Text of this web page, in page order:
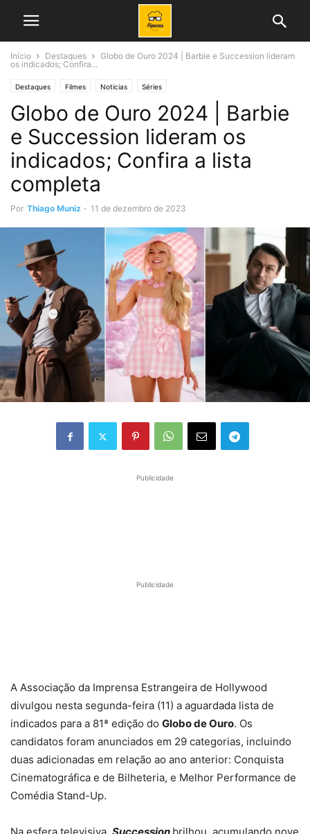
Início Destaques
Globo de Ouro 2024 | Barbie e Succession lideram
os indicados; Confira...
Destaques Filmes Noticias Séries
Globo de Ouro 2024 | Barbie
e Succession lideram os
indicados; Confira a lista
completa
Por Thiago Muniz - 11 de dezembro de 2023
Publicidade
Publicidade
A Associação da Imprensa Estrangeira de Hollywood
divulgou nesta segunda-feira (11) a aguardada lista de
indicados para a 81ª edição do Globo de Ouro. Os
candidatos foram anunciados em 29 categorias, incluindo
duas adicionadas em relação ao ano anterior: Conquista
Cinematográfica e de Bilheteria, e Melhor Performance de
Comédia Stand-Up.